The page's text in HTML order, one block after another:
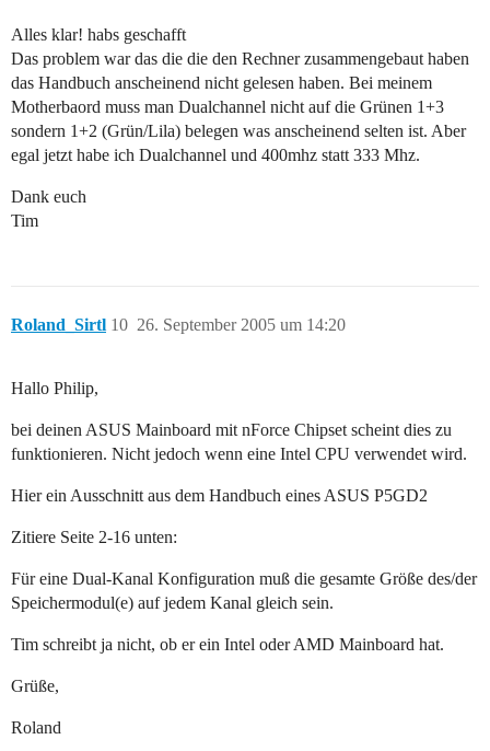
Alles klar! habs geschafft
Das problem war das die die den Rechner zusammengebaut haben
das Handbuch anscheinend nicht gelesen haben. Bei meinem
Motherbaord muss man Dualchannel nicht auf die Grünen 1+3
sondern 1+2 (Grün/Lila) belegen was anscheinend selten ist. Aber
egal jetzt habe ich Dualchannel und 400mhz statt 333 Mhz.
Dank euch
Tim
Roland_Sirtl 26. September 2005 um 14:20
10
Hallo Philip,
bei deinen ASUS Mainboard mit nForce Chipset scheint dies zu
funktionieren. Nicht jedoch wenn eine Intel CPU verwendet wird.
Hier ein Ausschnitt aus dem Handbuch eines ASUS P5GD2
Zitiere Seite 2-16 unten:
Für eine Dual-Kanal Konfiguration muß die gesamte Größe des/der
Speichermodul(e) auf jedem Kanal gleich sein.
Tim schreibt ja nicht, ob er ein Intel oder AMD Mainboard hat.
Grüße,
Roland